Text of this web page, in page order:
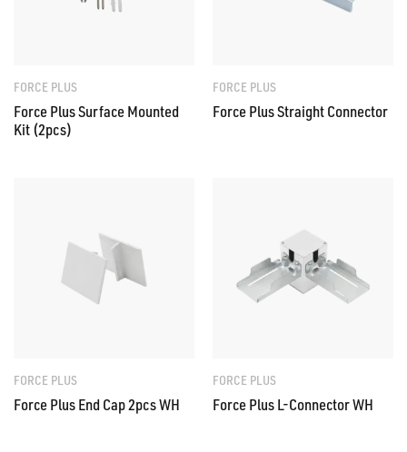
FORCE PLUS
Force Plus Surface Mounted
Kit (2pcs)
FORCE PLUS
Force Plus Straight Connector
FORCE PLUS
Force Plus End Cap 2pcs WH
FORCE PLUS
Force Plus L-Connector WH